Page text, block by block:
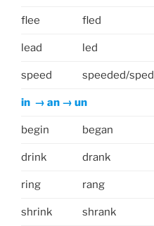
flee fled
lead led
speed speeded/sped
in → an → un
begin began
drink drank
ring rang
shrink shrank